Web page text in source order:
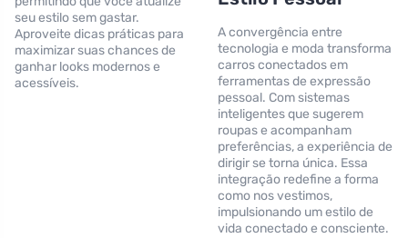
seu estilo sem gastar.
Aproveite dicas práticas para
maximizar suas chances de
ganhar looks modernos e
acessíveis.
A convergência entre
tecnologia e moda transforma
carros conectados em
ferramentas de expressão
pessoal. Com sistemas
inteligentes que sugerem
roupas e acompanham
preferências, a experiência de
dirigir se torna única. Essa
integração redefine a forma
como nos vestimos,
impulsionando um estilo de
vida conectado e consciente.